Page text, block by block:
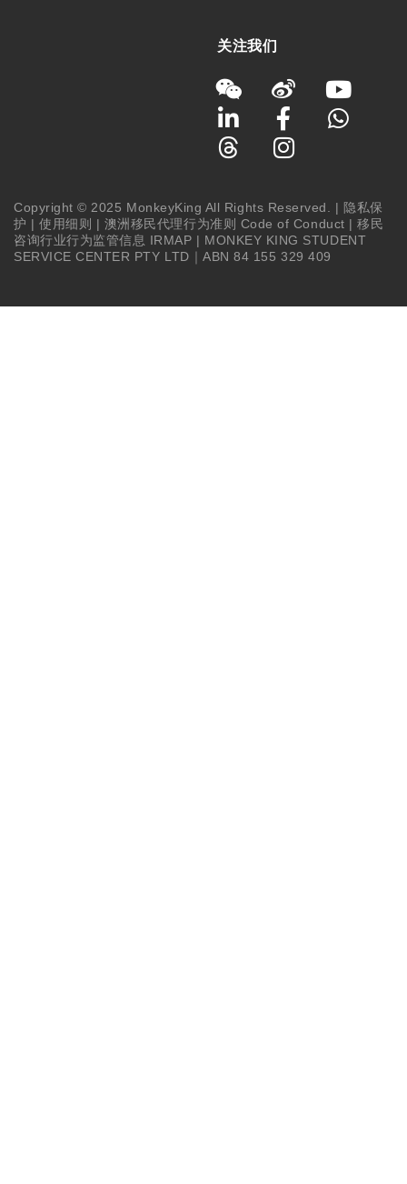
关注我们
Copyright © 2025 MonkeyKing All Rights Reserved. | 隐私保
护 |使用细则 | 澳洲移民代理行为准则 Code of Conduct |移民
咨询行业行为监管信息 IRMAP | MONKEY KING STUDENT
SERVICE CENTER PTY LTD｜ABN 84 155 329 409